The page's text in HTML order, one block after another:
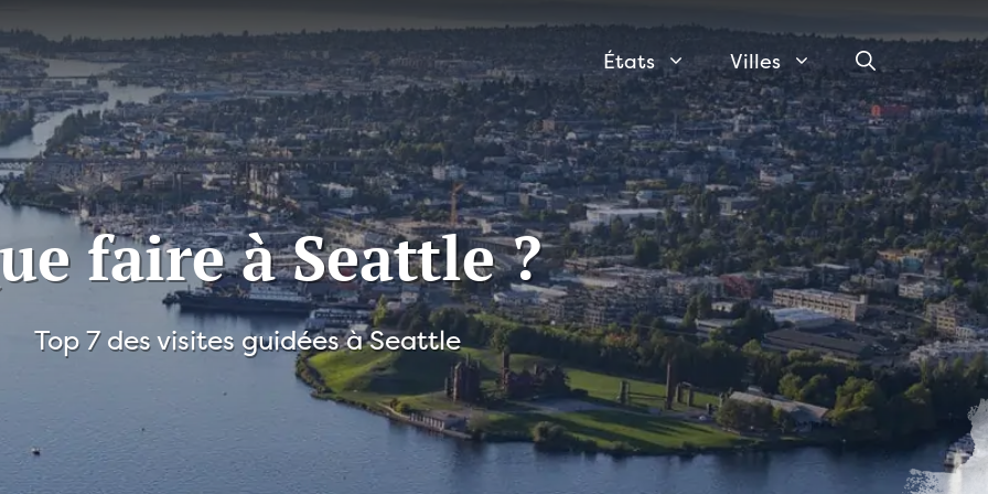
États Villes
faire à Seattle ?
Top 7 des visites guidées à Seattle